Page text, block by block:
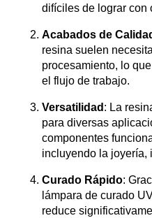
difíciles de lograr con
Acabados de
resina suelen
procesamiento, lo
el flujo de trabajo.
Versatilidad : La
para diversas
componentes
incluyendo la joyería,
Curado Rápido:
lámpara de curado
reduce